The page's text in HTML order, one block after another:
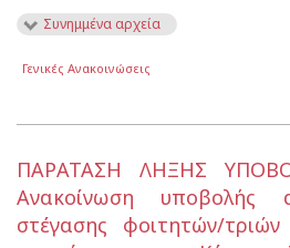
Συνημμένα αρχεία
Γενικές Ανακοινώσεις
ΠΑΡΑΤΑΣΗ ΛΗΞΗΣ
Ανακοίνωση υποβολής
στέγασης φοιτητών/